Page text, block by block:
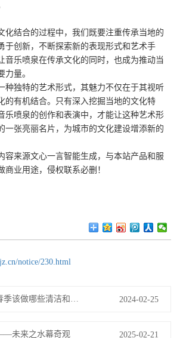
化结合的过程中，我们既要注重传承当地的
于创新，不断探索新的表现形式和艺术手
音乐喷泉在传承文化的同时，也成为推动当
力量。
种独特的艺术形式，其魅力不仅在于其视听
的有机结合。只有深入挖掘当地的文化特
乐喷泉的创作和表演中，才能让这种艺术形
一张亮丽名片，为城市的文化建设增添新的
容来源文心一言智能生成，与本站产品和服
商业用途，侵权联系必删！
notice/230.html
音乐喷泉春季该做哪些清洁和维保工作 2024-02-25
未来之水幕奇观 2025-02-21